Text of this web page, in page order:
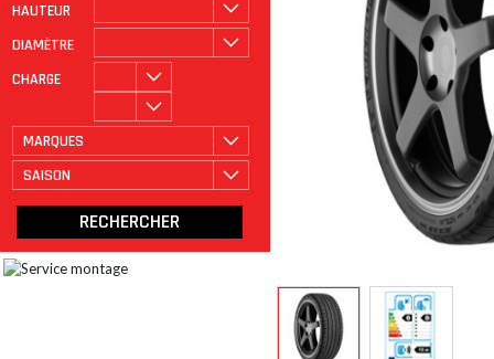
HAUTEUR
DIAMÈTRE
CHARGE
MARQUES
SAISON